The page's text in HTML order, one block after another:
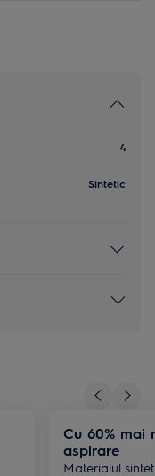
4
Sintetic
Cu 60% mai
aspirare
Materialul